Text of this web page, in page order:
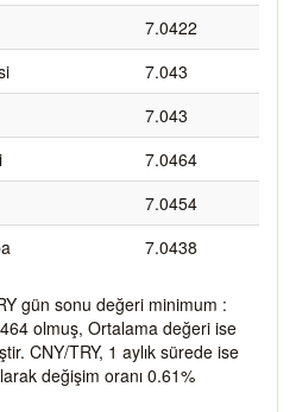
7.0422
7.043
7.043
7.0464
7.0454
7.0438
gün sonu değeri minimum :
olmuş, Ortalama değeri ise
CNY/TRY, 1 aylık sürede ise
değişim oranı 0.61%